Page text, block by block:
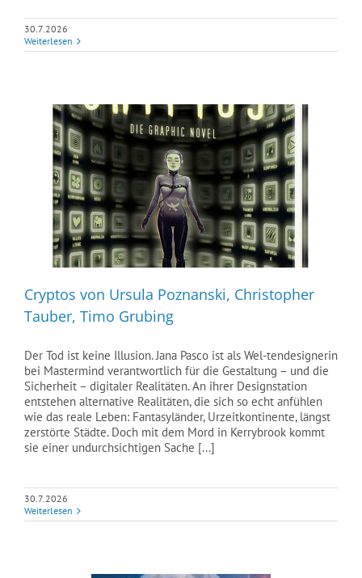
30.7.2026
Weiterlesen
Cryptos von Ursula Poznanski, Christopher
Tauber, Timo Grubing
Der Tod ist keine Illusion. Jana Pasco ist als Wel-tendesignerin
bei Mastermind verantwortlich für die Gestaltung – und die
Sicherheit – digitaler Realitäten. An ihrer Designstation
entstehen alternative Realitäten, die sich so echt anfühlen
wie das reale Leben: Fantasyländer, Urzeitkontinente, längst
zerstörte Städte. Doch mit dem Mord in Kerrybrook kommt
sie einer undurchsichtigen Sache [...]
30.7.2026
Weiterlesen